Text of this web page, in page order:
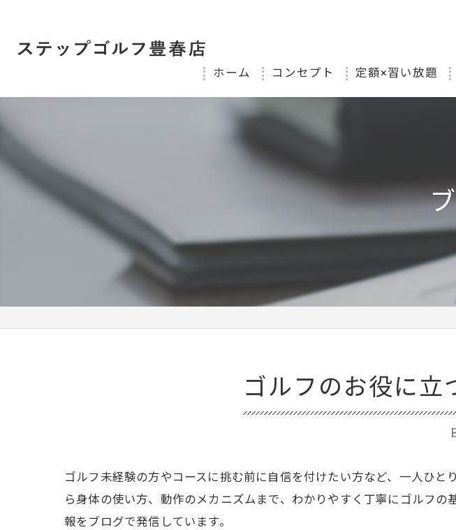
ホーム コンセプト 定額×習い放題
ゴルフのお役に立
ゴルフ未経験の方やコースに挑む前に自信を付けたい方など、一人ひ
ら身体の使い方、動作のメカニズムまで、わかりやすく丁寧にゴルフ
報をブログで発信しています。